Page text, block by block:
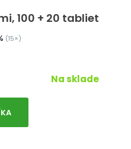
100 + 20 tabliet
(15×)
Na sklade